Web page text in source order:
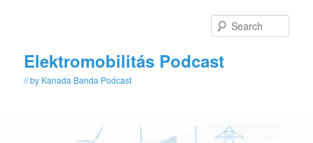
Elektromobilitás Podcast
// by Kanada Banda Podcast